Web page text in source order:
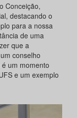
Conceição,
destacando o
para a nossa
de uma
que a
conselho
um momento
e um exemplo